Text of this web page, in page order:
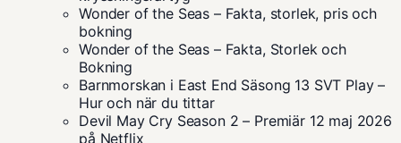
Wonder of the Seas – Fakta, storlek, pris och
bokning
Wonder of the Seas – Fakta, Storlek och
Bokning
Barnmorskan i East End Säsong 13 SVT Play –
Hur och när du tittar
Devil May Cry Season 2 – Premiär 12 maj 2026
på Netflix